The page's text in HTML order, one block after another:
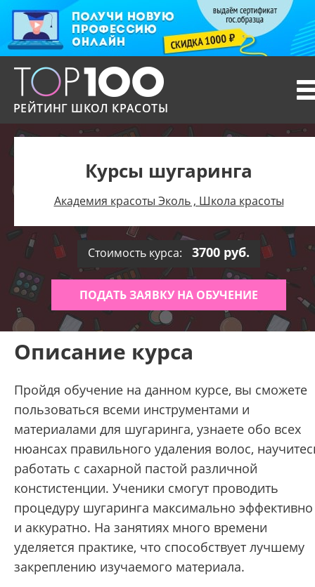
РЕЙТИНГ ШКОЛ КРАСОТЫ
Курсы шугаринга
Академия красоты Эколь , Школа красоты
Стоимость курса: 3700 руб.
ПОДАТЬ ЗАЯВКУ НА ОБУЧЕНИЕ
Описание курса
Пройдя обучение на данном курсе, вы сможете
пользоваться всеми инструментами и
материалами для шугаринга, узнаете обо всех
нюансах правильного удаления волос,
работать с сахарной пастой различной
констистенции. Ученики смогут проводить
процедуру шугаринга максимально эффективно
и аккуратно. На занятиях много времени
уделяется практике, что способствует лучшему
закреплению изучаемого материала.